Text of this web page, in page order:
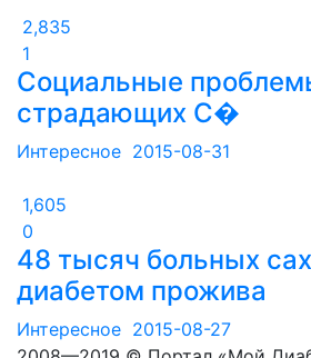
2,835
1
Социальные
страдающих С�
Интересное 2015-08-31
1,605
0
48 тысяч больных
диабетом прожива
Интересное 2015-08-27